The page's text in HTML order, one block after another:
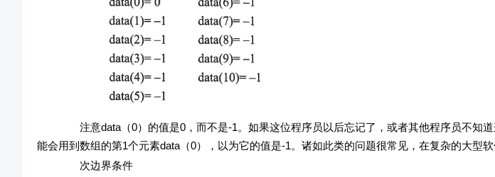
注意data（0）的值是0，而不是-1。如果这位程序员以后忘记了，或者其他程序员不知道
能会用到数组的第1个元素data（0），以为它的值是-1。诸如此类的问题很常见，在复杂的大型
次边界条件